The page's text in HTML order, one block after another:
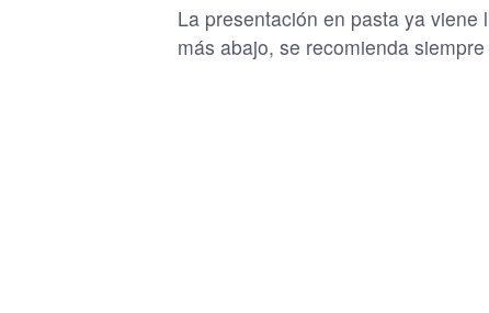
La presentación en pasta ya
más abajo, se recomienda